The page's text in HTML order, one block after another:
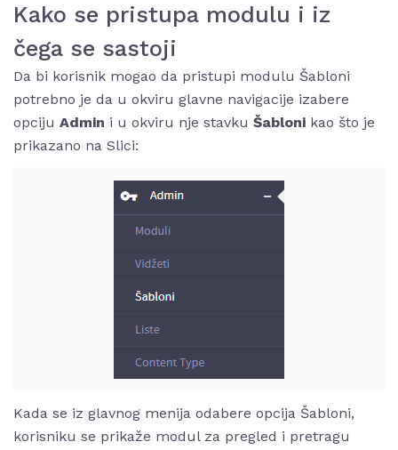
Kako se pristupa modulu i iz
čega se sastoji
Da bi korisnik mogao da pristupi modulu Šabloni
potrebno je da u okviru glavne navigacije izabere
opciju Admin i u okviru nje stavku Šabloni kao što je
prikazano na Slici:
Kada se iz glavnog menija odabere opcija Šabloni,
korisniku se prikaže modul za pregled i pretragu